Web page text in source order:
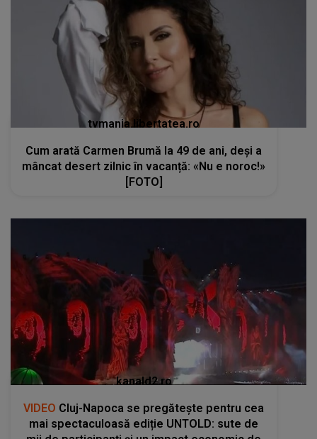
tvmania.libertatea.ro
Cum arată Carmen Brumă la 49 de ani, deși a
mâncat desert zilnic în vacanță: «Nu e noroc!»
[FOTO]
kanald2.ro
VIDEO Cluj-Napoca se pregătește pentru cea
mai spectaculoasă ediție UNTOLD: sute de